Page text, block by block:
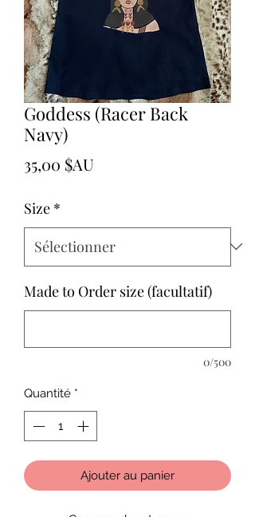
Goddess (Racer Back
Navy)
35,00 $AU
Size *
Made to Order size (facultatif)
0/500
Quantité *
Ajouter au panier